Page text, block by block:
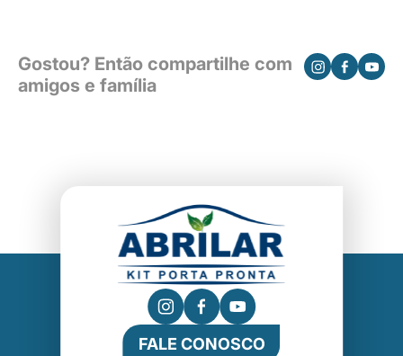
Gostou? Então compartilhe com
amigos e família
FALE CONOSCO